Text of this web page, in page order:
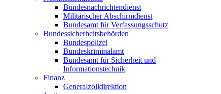
Bundesnachrichtendienst
Militärischer Abschirmdienst
Bundesamt für Verfassungsschutz
Bundessicherheitsbehörden
Bundespolizei
Bundeskriminalamt
Bundesamt für Sicherheit und
Informationstechnik
Finanz
Generalzolldirektion